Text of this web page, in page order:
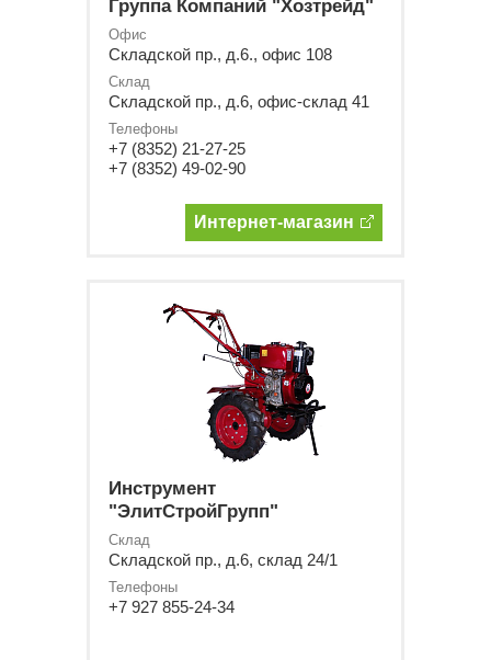
Группа Компаний "Хозтрейд"
Офис
Складской пр., д.6., офис 108
Склад
Складской пр., д.6, офис-склад 41
Телефоны
+7 (8352) 21-27-25
+7 (8352) 49-02-90
Интернет-магазин
Инструмент
"ЭлитСтройГрупп"
Склад
Складской пр., д.6, склад 24/1
Телефоны
+7 927 855-24-34